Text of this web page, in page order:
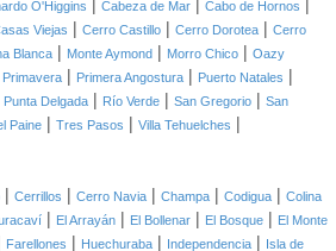
O'Higgins Cabeza de Mar Cabo de Hornos
Viejas | Cerro Castillo | Cerro Dorotea | Cerro
Blanca | Monte Aymond | Morro Chico | Oazy
Primavera | Primera Angostura | Puerto Natales |
Punta Delgada | Río Verde | San Gregorio | San
Paine | Tres Pasos | Villa Tehuelches |
| Cerrillos | Cerro Navia | Champa | Codigua | Colina
| El Arrayán | El Bollenar | El Bosque | El Monte
Farellones | Huechuraba | Independencia | Isla de